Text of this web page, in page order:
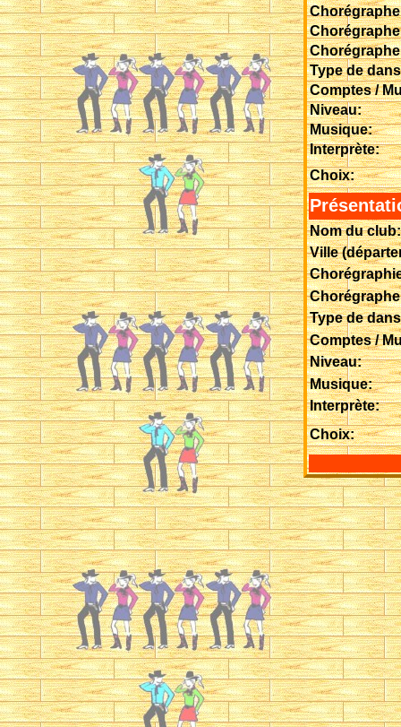
Type de
Comptes /
Niveau:
Musique:
Interprète:
Choix:
Nom du club:
Ville
Type de
Comptes /
Niveau:
Musique:
Interprète:
Choix: